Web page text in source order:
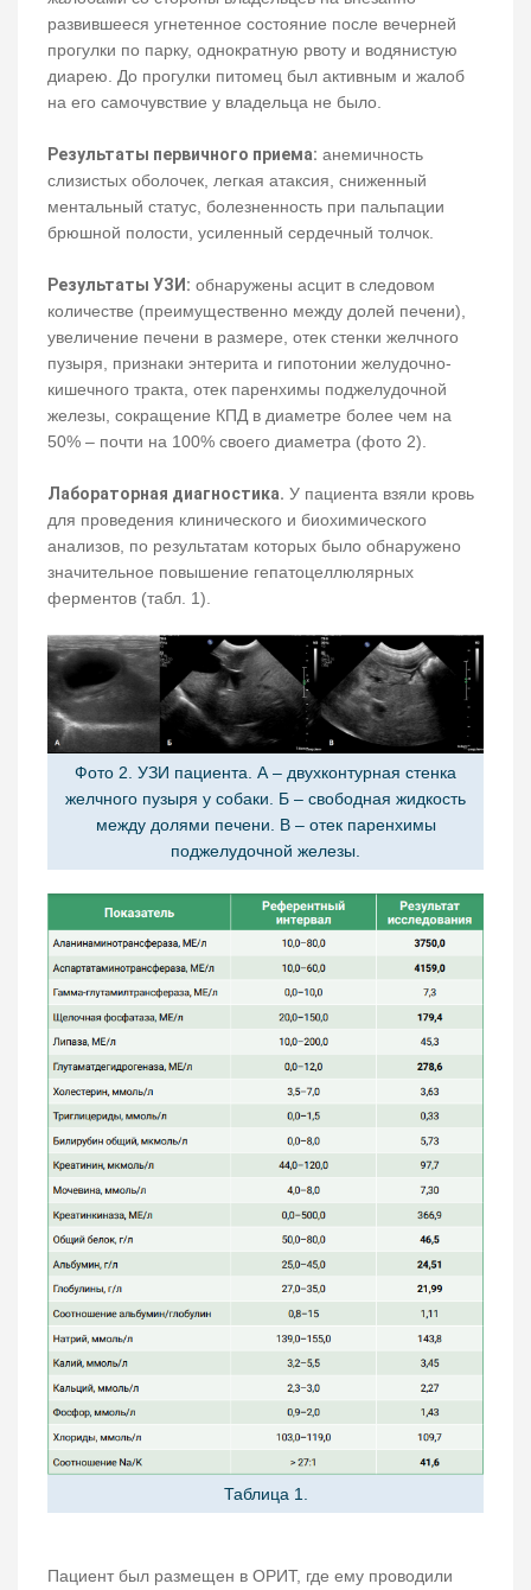
развившееся угнетенное состояние после вечерней
прогулки по парку, однократную рвоту и водянистую
диарею. До прогулки питомец был активным и жалоб
на его самочувствие у владельца не было.
Результаты первичного приема: анемичность
слизистых оболочек, легкая атаксия, сниженный
ментальный статус, болезненность при пальпации
брюшной полости, усиленный сердечный толчок.
Результаты УЗИ: обнаружены асцит в следовом
количестве (преимущественно между долей печени),
увеличение печени в размере, отек стенки желчного
пузыря, признаки энтерита и гипотонии желудочно-
кишечного тракта, отек паренхимы поджелудочной
железы, сокращение КПД в диаметре более чем на
50% – почти на 100% своего диаметра (фото 2).
Лабораторная диагностика. У пациента взяли кровь
для проведения клинического и биохимического
анализов, по результатам которых было обнаружено
значительное повышение гепатоцеллюлярных
ферментов (табл. 1).
Фото 2. УЗИ пациента. А – двухконтурная стенка
желчного пузыря у собаки. Б – свободная жидкость
между долями печени. В – отек паренхимы
поджелудочной железы.
Таблица 1.
Пациент был размещен в ОРИТ, где ему проводили